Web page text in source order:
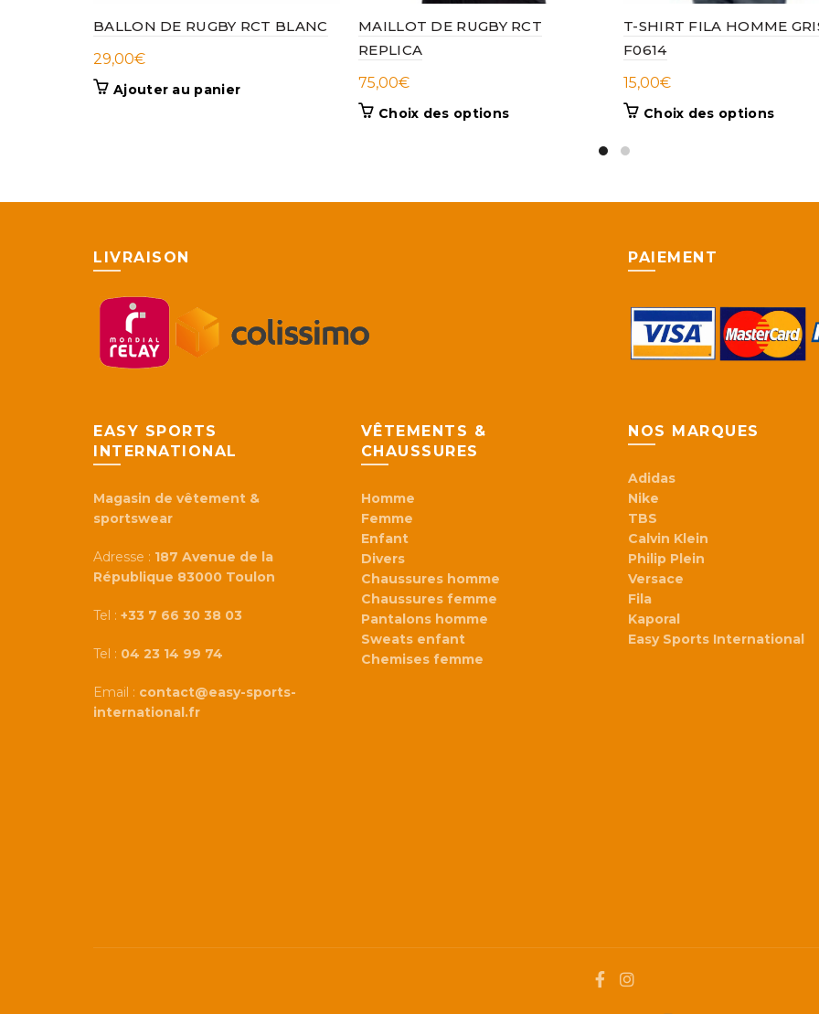
BALLON DE RUGBY RCT BLANC
29,00€
Ajouter au panier
MAILLOT DE RUGBY RCT
REPLICA
75,00€
Choix des optionsCe
T-SHIRT FILA HOMME
F0614
15,00€
Choix des optionsCe
sur
la
page
LIVRAISON PAIEMENT
EASY SPORTS
INTERNATIONAL
Magasin de vêtement &
sportswear
Adresse : 187 Avenue de la
République 83000 Toulon
Tel : +33 7 66 30 38 03
Tel : 04 23 14 99 74
Email : contact@easy-sports-
international.fr
VÊTEMENTS &
CHAUSSURES
Homme
Femme
Enfant
Divers
Chaussures homme
Chaussures femme
Pantalons homme
Sweats enfant
Chemises femme
NOS MARQUES
Adidas
Nike
TBS
Calvin Klein
Philip Plein
Versace
Fila
Kaporal
Easy Sports International